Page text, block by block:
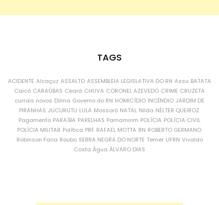
TAGS
ACIDENTE Alcaçuz ASSALTO ASSEMBLEIA LEGISLATIVA DO RN Assu BATATA
Caicó CARAÚBAS Ceará CHUVA CORONEL AZEVEDO CRIME CRUZETA
currais novos Dilma Governo do RN HOMICÍDIO INCÊNDIO JARDIM DE
PIRANHAS JUCURUTU LULA Mossoró NATAL Nilda NÉLTER QUEIROZ
Pagamento PARAÍBA PARELHAS Parnamirim POLÍCIA POLÍCIA CIVIL
POLÍCIA MILITAR Política PRF RAFAEL MOTTA RN ROBERTO GERMANO
Robinson Faria Roubo SERRA NEGRA DO NORTE Temer UFRN Vivaldo
Costa Água ÁLVARO DIAS